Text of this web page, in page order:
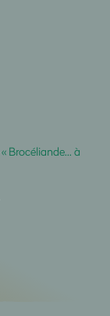
« Brocéliande... à